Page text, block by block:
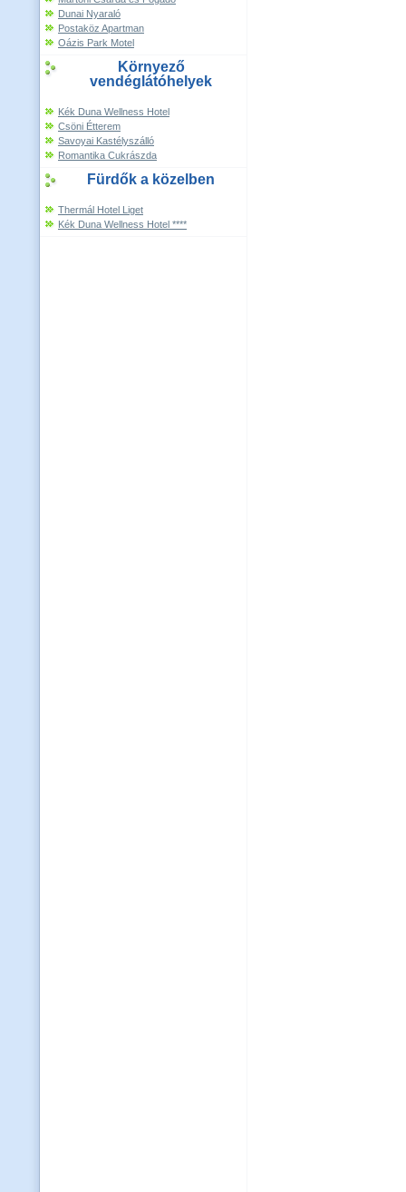
Dunai Nyaraló
Postaköz Apartman
Oázis Park Motel
Környező
vendéglátóhelyek
Kék Duna Wellness Hotel
Csöni Étterem
Savoyai Kastélyszálló
Romantika Cukrászda
Fürdők a közelben
Thermál Hotel Liget
Kék Duna Wellness Hotel ****